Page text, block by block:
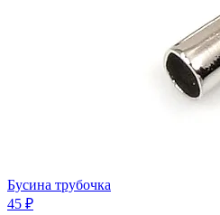
Бусина трубочка
45 ₽